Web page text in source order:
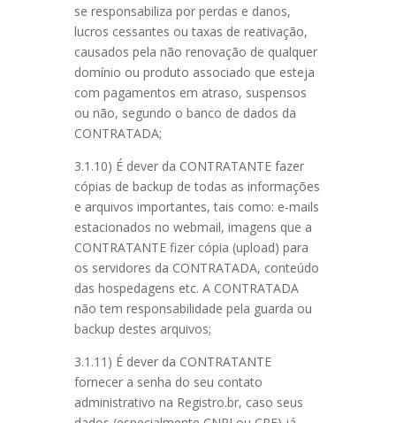
se responsabiliza por perdas e danos,
lucros cessantes ou taxas de reativação,
causados pela não renovação de qualquer
domínio ou produto associado que esteja
com pagamentos em atraso, suspensos
ou não, segundo o banco de dados da
CONTRATADA;
3.1.10) É dever da CONTRATANTE fazer
cópias de backup de todas as informações
e arquivos importantes, tais como: e-mails
estacionados no webmail, imagens que a
CONTRATANTE fizer cópia (upload) para
os servidores da CONTRATADA, conteúdo
das hospedagens etc. A CONTRATADA
não tem responsabilidade pela guarda ou
backup destes arquivos;
3.1.11) É dever da CONTRATANTE
fornecer a senha do seu contato
administrativo na Registro.br, caso seus